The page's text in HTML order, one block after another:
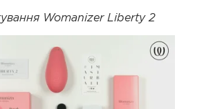
Womanizer Liberty 2